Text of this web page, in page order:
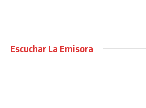
Escuchar La Emisora